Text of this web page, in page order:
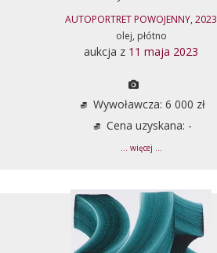
AUTOPORTRET POWOJENNY, 2023
olej, płótno
aukcja z 11 maja 2023
Wywoławcza: 6 000 zł
Cena uzyskana: -
... więcej ...